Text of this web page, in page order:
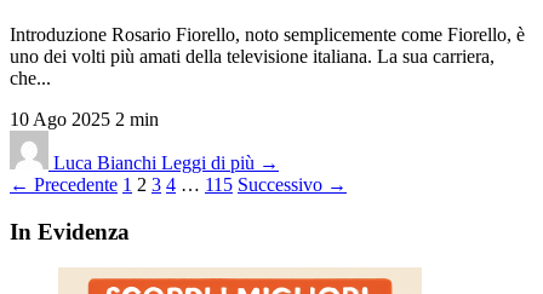
Introduzione Rosario Fiorello, noto semplicemente come Fiorello, è
uno dei volti più amati della televisione italiana. La sua carriera,
che...
10 Ago 2025 2 min
Luca Bianchi Leggi di più →
Paginazione
degli
← Precedente 1 2 3 4 … 115 Successivo →
In Evidenza